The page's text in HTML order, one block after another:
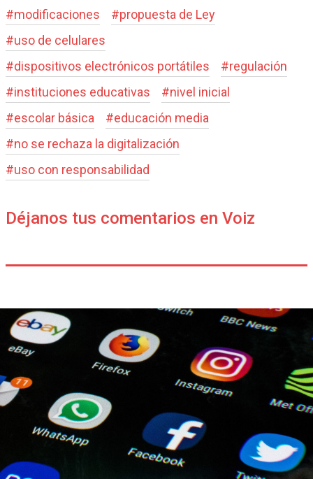
#modificaciones #propuesta de Ley
#uso de celulares
#dispositivos electrónicos portátiles #regulación
#instituciones educativas #nivel inicial
#escolar básica #educación media
#no se rechaza la digitalización
#uso con responsabilidad
Déjanos tus comentarios en Voiz